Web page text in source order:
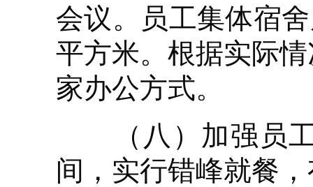
会议。员工集体宿
平方米。根据实际
家办公方式。
（八）加强员工
间，实行错峰就餐